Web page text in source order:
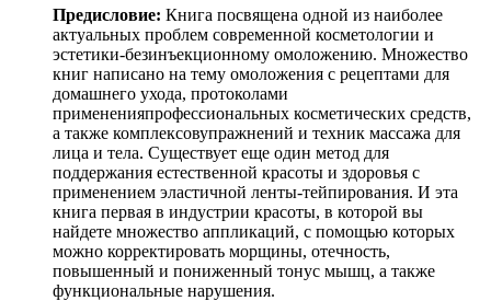
Предисловие: Книга посвящена одной из наиболее
актуальных проблем современной косметологии и
эстетики-безинъекционному омоложению. Множество
книг написано на тему омоложения с рецептами для
домашнего ухода, протоколами
примененияпрофессиональных косметических средств,
а также комплексовупражнений и техник массажа для
лица и тела. Существует еще один метод для
поддержания естественной красоты и здоровья с
применением эластичной ленты-тейпирования. И эта
книга первая в индустрии красоты, в которой вы
найдете множество аппликаций, с помощью которых
можно корректировать морщины, отечность,
повышенный и пониженный тонус мышц, а также
функциональные нарушения.